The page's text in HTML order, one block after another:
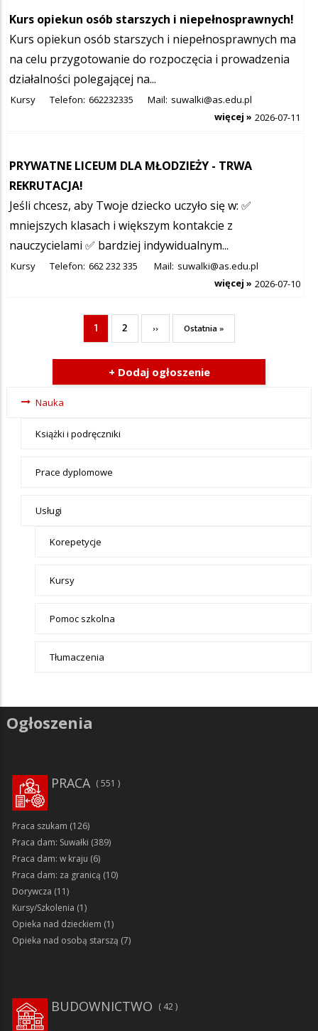
Kurs opiekun osób starszych i niepełnosprawnych!
Kurs opiekun osób starszych i niepełnosprawnych ma
na celu przygotowanie do rozpoczęcia i prowadzenia
działalności polegającej na...
Kursy Telefon: 662232335 Mail: suwalki@as.edu.pl
2026-07-11
więcej »
PRYWATNE LICEUM DLA MŁODZIEŻY - TRWA
REKRUTACJA!
Jeśli chcesz, aby Twoje dziecko uczyło się w: ✅
mniejszych klasach i większym kontakcie z
nauczycielami ✅ bardziej indywidualnym...
Kursy Telefon: 662 232 335 Mail: suwalki@as.edu.pl
2026-07-10
więcej »
StronicowanieBieżąca
strona
1 Page
2
Następna
strona
››
Ostatnia
strona
Ostatnia »
+ Dodaj ogłoszenie
Ogłoszenia
menu-
Nauka
Książki i podręczniki
Prace dyplomowe
Usługi
Korepetycje
Kursy
Pomoc szkolna
Tłumaczenia
Ogłoszenia
PRACA 551
Praca szukam (126)
Praca dam: Suwałki (389)
Praca dam: w kraju (6)
Praca dam: za granicą (10)
Dorywcza (11)
Kursy/Szkolenia (1)
Opieka nad dzieckiem (1)
Opieka nad osobą starszą (7)
BUDOWNICTWO 42